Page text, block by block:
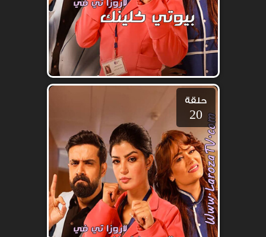
حلقة
20